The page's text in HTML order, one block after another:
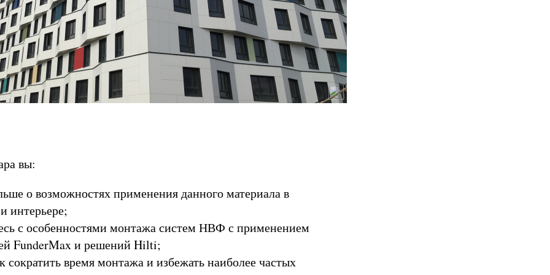
вы:
о возможностях применения данного материала в
интерьере;
с особенностями монтажа систем НВФ с применением
FunderMax и решений Hilti;
сократить время монтажа и избежать наиболее частых